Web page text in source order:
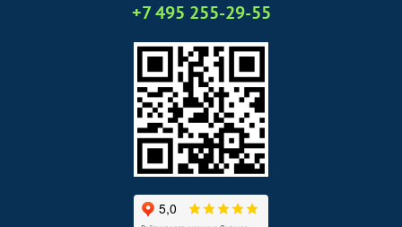
+7 495 255-29-55